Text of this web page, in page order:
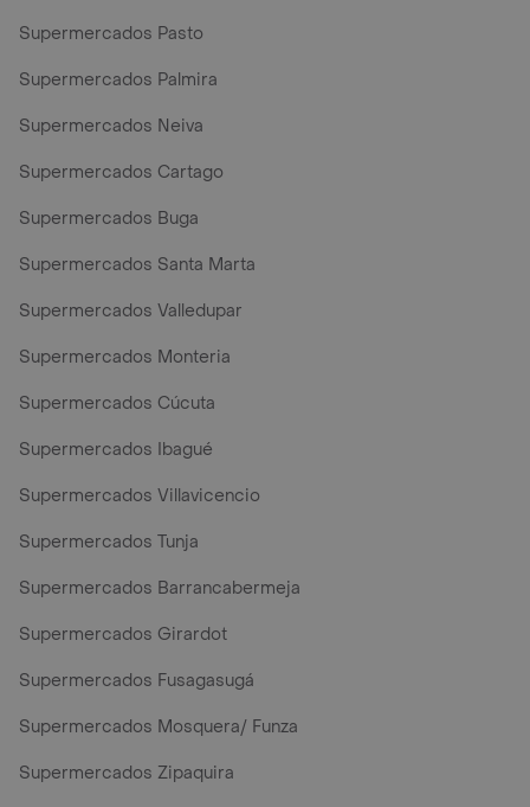
Supermercados Pasto
Supermercados Palmira
Supermercados Neiva
Supermercados Cartago
Supermercados Buga
Supermercados Santa Marta
Supermercados Valledupar
Supermercados Monteria
Supermercados Cúcuta
Supermercados Ibagué
Supermercados Villavicencio
Supermercados Tunja
Supermercados Barrancabermeja
Supermercados Girardot
Supermercados Fusagasugá
Supermercados Mosquera/ Funza
Supermercados Zipaquira